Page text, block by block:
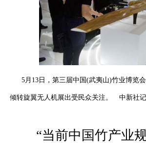
5月13日，第三届中国(武夷山)竹业博览
倾转旋翼无人机展出受民众关注。 中新社
“当前中国竹产业规